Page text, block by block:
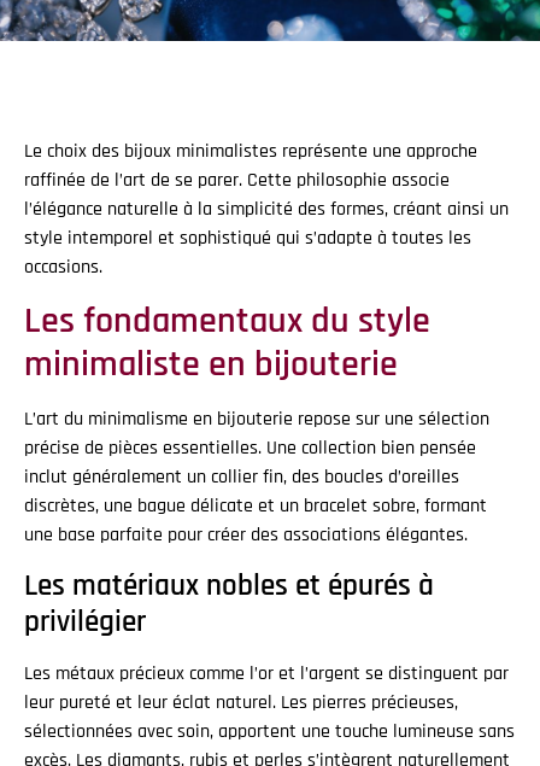
Le choix des bijoux minimalistes représente une approche
raffinée de l’art de se parer. Cette philosophie associe
l’élégance naturelle à la simplicité des formes, créant ainsi un
style intemporel et sophistiqué qui s’adapte à toutes les
occasions.
Les fondamentaux du style
minimaliste en bijouterie
L’art du minimalisme en bijouterie repose sur une sélection
précise de pièces essentielles. Une collection bien pensée
inclut généralement un collier fin, des boucles d’oreilles
discrètes, une bague délicate et un bracelet sobre, formant
une base parfaite pour créer des associations élégantes.
Les matériaux nobles et épurés à
privilégier
Les métaux précieux comme l’or et l’argent se distinguent par
leur pureté et leur éclat naturel. Les pierres précieuses,
sélectionnées avec soin, apportent une touche lumineuse sans
excès. Les diamants, rubis et perles s’intègrent naturellement